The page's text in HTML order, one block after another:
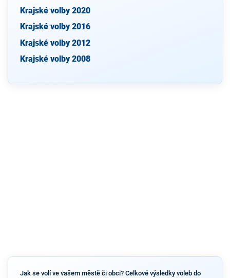
Krajské volby 2020
Krajské volby 2016
Krajské volby 2012
Krajské volby 2008
Jak se volí ve vašem městě či obci? Celkové výsledky voleb do